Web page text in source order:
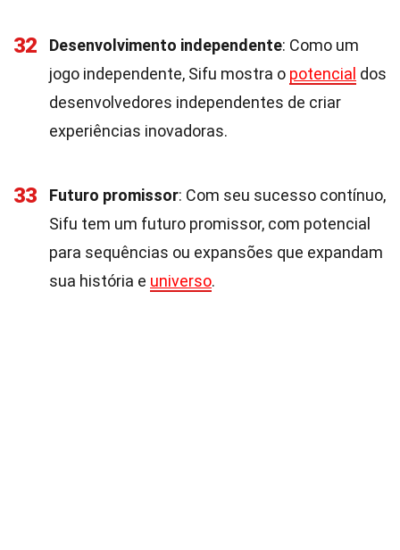
32 Desenvolvimento independente: Como um
jogo independente, Sifu mostra o potencial dos
desenvolvedores independentes de criar
experiências inovadoras.
33 Futuro promissor: Com seu sucesso contínuo,
Sifu tem um futuro promissor, com potencial
para sequências ou expansões que expandam
sua história e universo.